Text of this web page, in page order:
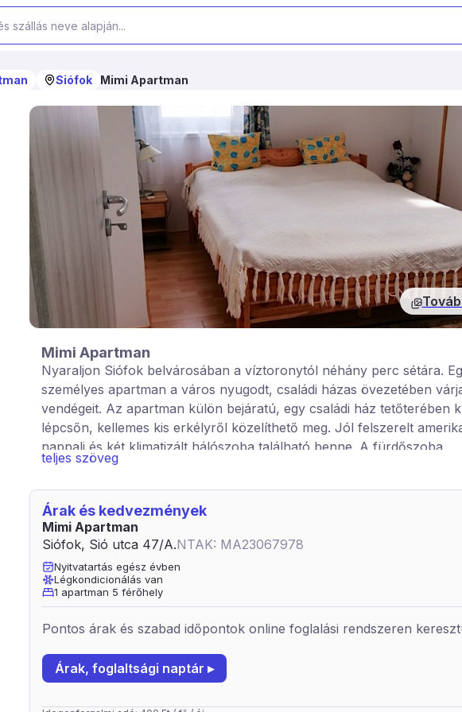
Siófok Mimi Apartman
Mimi Apartman
Nyaraljon Siófok belvárosában a víztoronytól néhány perc sétára.
személyes apartman a város nyugodt, családi házas övezetében
vendégeit. Az apartman külön bejáratú, egy családi ház tetőterében
lépcsőn, kellemes kis erkélyről közelíthető meg. Jól felszerelt
nappali és két klimatizált hálószoba található benne. A fürdőszoba
zuhanykabinnal, mosdóval és WC-vel felszerelt. A klíma használat, a
külön térítés nélkül áll a kedves vendégek rendelkezésére. Két
számára beállási lehetőség a zárt, virágos udvarban szintén ingyen
Dohányozni az apartmanban tilos, az csak kültéren megengedett. Az
minimum 3 éjszakára foglalható. Az ár az éjszakák száma és a létszám
függvénye, az idegenforgalmi adót nem tartalmazza.
teljes szöveg
Árak és kedvezmények
Mimi Apartman
Siófok, Sió utca 47/A.NTAK: MA23067978
Nyitvatartás egész évben
Légkondicionálás van
1 apartman 5 férőhely
Pontos árak és szabad időpontok online foglalási rendszeren
Árak, foglaltsági naptár ▸